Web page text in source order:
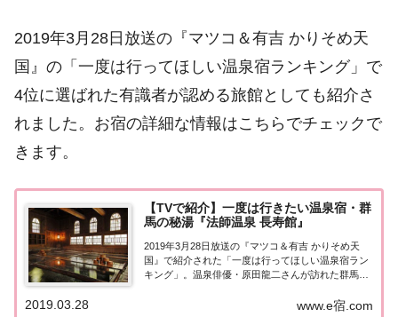
2019年3月28日放送の『マツコ＆有吉 かりそめ天
国』の「一度は行ってほしい温泉宿ランキング」で
4位に選ばれた有識者が認める旅館としても紹介さ
れました。お宿の詳細な情報はこちらでチェックで
きます。
【TVで紹介】一度は行きたい温泉宿・群
馬の秘湯『法師温泉 長寿館』
2019年3月28日放送の『マツコ＆有吉 かりそめ天
国』で紹介された「一度は行ってほしい温泉宿ラン
キング」。温泉俳優・原田龍二さんが訪れた群馬の
思います。群馬の秘湯『法師温泉 長寿館』2019年3
www.e宿.com
2019.03.28